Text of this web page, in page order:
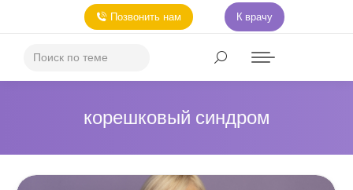
Позвонить нам К врачу
корешковый синдром